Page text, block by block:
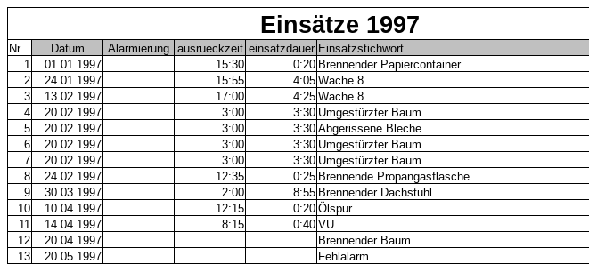
Einsätze 1997
Nr. Datum Alarmierung ausrueckzeit einsatzdauer Einsatzstichwort
1
01.01.1997 15:30 0:20 Brennender Papiercontainer
2
24.01.1997 15:55 4:05 Wache 8
3
13.02.1997 17:00 4:25 Wache 8
4
20.02.1997 3:00 3:30 Umgestürzter Baum
5
20.02.1997 3:00 3:30 Abgerissene Bleche
6
20.02.1997 3:00 3:30 Umgestürzter Baum
7
20.02.1997 3:00 3:30 Umgestürzter Baum
8
24.02.1997 12:35 0:25 Brennende Propangasflasche
9
30.03.1997 2:00 8:55 Brennender Dachstuhl
10
10.04.1997 12:15 0:20 Ölspur
11
14.04.1997 8:15 0:40 VU
12
20.04.1997
Brennender Baum
13
20.05.1997
Fehlalarm